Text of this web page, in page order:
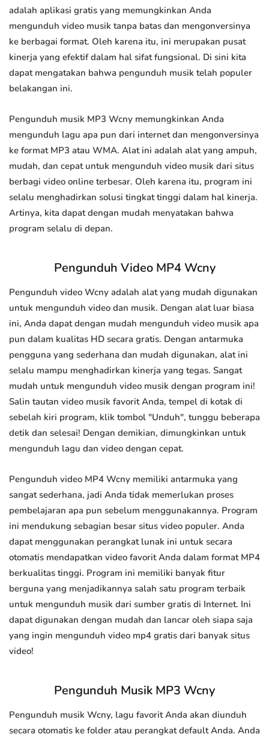
adalah aplikasi gratis yang memungkinkan Anda
mengunduh video musik tanpa batas dan mengonversinya
ke berbagai format. Oleh karena itu, ini merupakan pusat
kinerja yang efektif dalam hal sifat fungsional. Di sini kita
dapat mengatakan bahwa pengunduh musik telah populer
belakangan ini.
Pengunduh musik MP3 Wcny memungkinkan Anda
mengunduh lagu apa pun dari internet dan mengonversinya
ke format MP3 atau WMA. Alat ini adalah alat yang ampuh,
mudah, dan cepat untuk mengunduh video musik dari situs
berbagi video online terbesar. Oleh karena itu, program ini
selalu menghadirkan solusi tingkat tinggi dalam hal kinerja.
Artinya, kita dapat dengan mudah menyatakan bahwa
program selalu di depan.
Pengunduh Video MP4 Wcny
Pengunduh video Wcny adalah alat yang mudah digunakan
untuk mengunduh video dan musik. Dengan alat luar biasa
ini, Anda dapat dengan mudah mengunduh video musik apa
pun dalam kualitas HD secara gratis. Dengan antarmuka
pengguna yang sederhana dan mudah digunakan, alat ini
selalu mampu menghadirkan kinerja yang tegas. Sangat
mudah untuk mengunduh video musik dengan program ini!
Salin tautan video musik favorit Anda, tempel di kotak di
sebelah kiri program, klik tombol "Unduh", tunggu beberapa
detik dan selesai! Dengan demikian, dimungkinkan untuk
mengunduh lagu dan video dengan cepat.
Pengunduh video MP4 Wcny memiliki antarmuka yang
sangat sederhana, jadi Anda tidak memerlukan proses
pembelajaran apa pun sebelum menggunakannya. Program
ini mendukung sebagian besar situs video populer. Anda
dapat menggunakan perangkat lunak ini untuk secara
otomatis mendapatkan video favorit Anda dalam format MP4
berkualitas tinggi. Program ini memiliki banyak fitur
berguna yang menjadikannya salah satu program terbaik
untuk mengunduh musik dari sumber gratis di Internet. Ini
dapat digunakan dengan mudah dan lancar oleh siapa saja
yang ingin mengunduh video mp4 gratis dari banyak situs
video!
Pengunduh Musik MP3 Wcny
Pengunduh musik Wcny, lagu favorit Anda akan diunduh
secara otomatis ke folder atau perangkat default Anda. Anda